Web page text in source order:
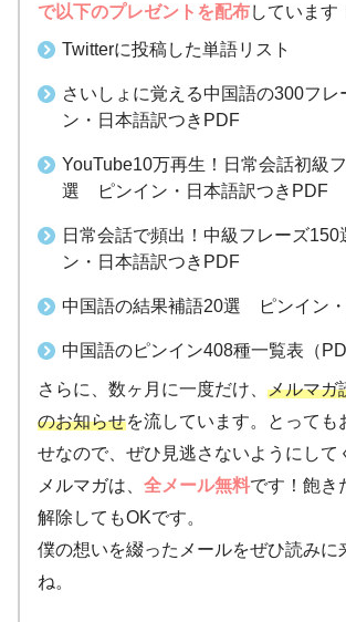
で以下のプレゼントを配布しています
Twitterに投稿した単語リスト
さいしょに覚える中国語の300フ
ン・日本語訳つきPDF
YouTube10万再生！日常会話初級
選 ピンイン・日本語訳つきPDF
日常会話で頻出！中級フレーズ
ン・日本語訳つきPDF
中国語の結果補語20選 ピンイン
中国語のピンイン408種一覧表（
さらに、数ヶ月に一度だけ、 メルマガ
のお知らせを流しています。とっても
せなので、ぜひ見逃さないようにして
メルマガは、 全メール無料です！飽き
解除してもOKです。
僕の想いを綴ったメールをぜひ読みに
ね。